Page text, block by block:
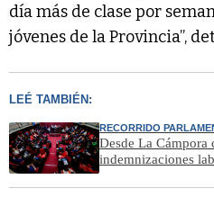
día más de clase por
jóvenes de la Provincia”,
LEÉ TAMBIÉN:
RECORRIDO
Desde La Cámpora
indemnizaciones